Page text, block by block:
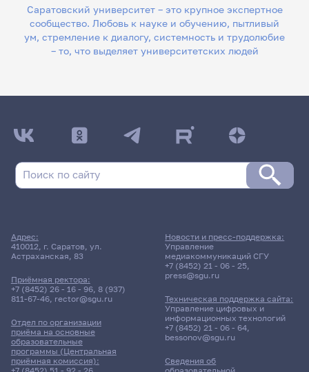
Саратовский университет – это крупное экспертное
сообщество. Любовь к науке и обучению, пытливый
ум, стремление к диалогу, системность и трудолюбие
– то, что выделяет университетских людей
Адрес:
410012, г. Саратов, ул.
Астраханская, 83
Приёмная ректора:
+7 (8452) 26 - 16 - 96, 8 (937)
811-67-46, rector@sgu.ru
Отдел по организации
приёма на основные
образовательные
программы (Центральная
приёмная комиссия):
Сведения об
Новости и пресс-поддержка:
Управление
медиакоммуникаций СГУ
+7 (8452) 21 - 06 - 25,
press@sgu.ru
Техническая поддержка сайта:
Управление цифровых и
информационных технологий
+7 (8452) 21 - 06 - 64,
bessonov@sgu.ru